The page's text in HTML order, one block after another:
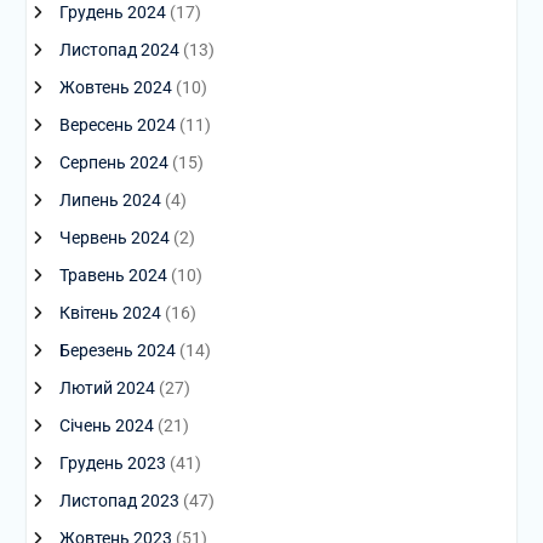
Грудень 2024(17)
Листопад 2024(13)
Жовтень 2024(10)
Вересень 2024(11)
Серпень 2024(15)
Липень 2024(4)
Червень 2024(2)
Травень 2024(10)
Квітень 2024(16)
Березень 2024(14)
Лютий 2024(27)
Січень 2024(21)
Грудень 2023 (41)
Листопад 2023 (47)
Жовтень 2023 (51)